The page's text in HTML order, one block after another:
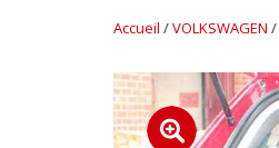
Accueil /VOLKSWAGEN /